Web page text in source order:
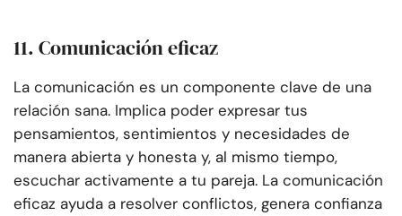
11. Comunicación eficaz
La comunicación es un componente clave de una
relación sana. Implica poder expresar tus
pensamientos, sentimientos y necesidades de
manera abierta y honesta y, al mismo tiempo,
escuchar activamente a tu pareja. La comunicación
eficaz ayuda a resolver conflictos, genera confianza